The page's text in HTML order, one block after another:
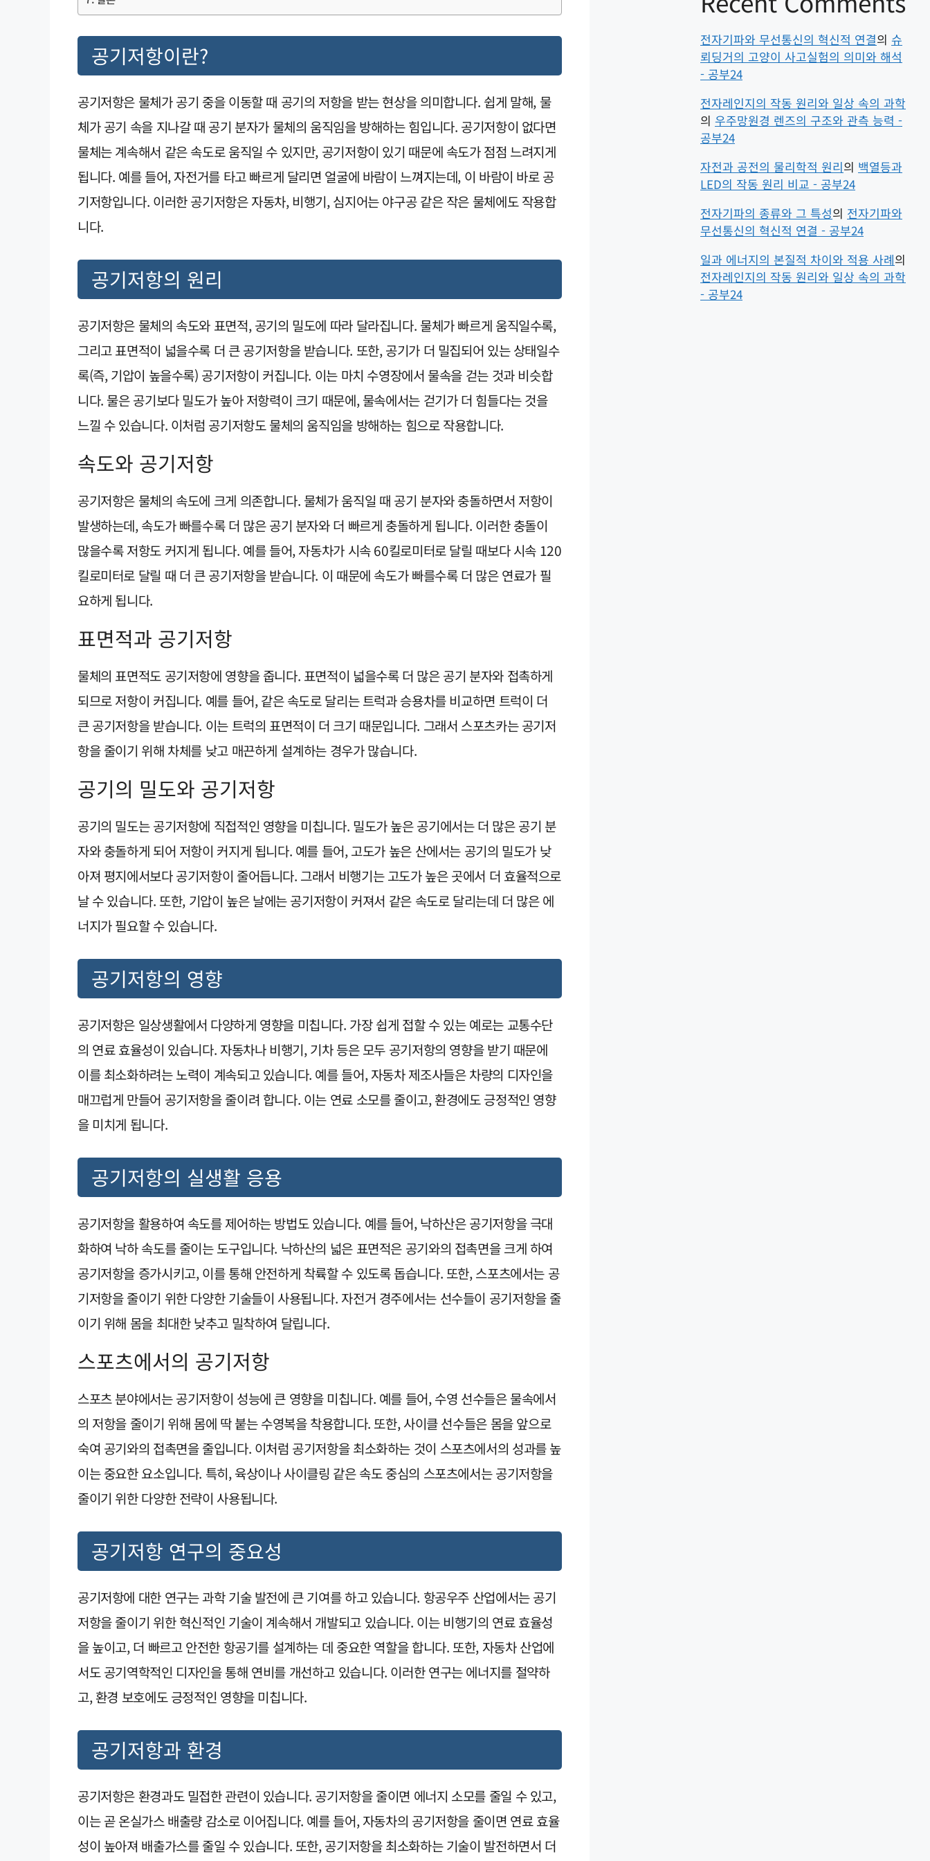
공기저항이란?
공기저항은 물체가 공기 중을 이동할 때 공기의 저항을 받는 현상을 의미합니다. 쉽게 말해, 물
체가 공기 속을 지나갈 때 공기 분자가 물체의 움직임을 방해하는 힘입니다. 공기저항이 없다면
물체는 계속해서 같은 속도로 움직일 수 있지만, 공기저항이 있기 때문에 속도가 점점 느려지게
됩니다. 예를 들어, 자전거를 타고 빠르게 달리면 얼굴에 바람이 느껴지는데, 이 바람이 바로 공
기저항입니다. 이러한 공기저항은 자동차, 비행기, 심지어는 야구공 같은 작은 물체에도 작용합
니다.
공기저항의 원리
공기저항은 물체의 속도와 표면적, 공기의 밀도에 따라 달라집니다. 물체가 빠르게 움직일수록,
그리고 표면적이 넓을수록 더 큰 공기저항을 받습니다. 또한, 공기가 더 밀집되어 있는 상태일수
록(즉, 기압이 높을수록) 공기저항이 커집니다. 이는 마치 수영장에서 물속을 걷는 것과 비슷합
니다. 물은 공기보다 밀도가 높아 저항력이 크기 때문에, 물속에서는 걷기가 더 힘들다는 것을
느낄 수 있습니다. 이처럼 공기저항도 물체의 움직임을 방해하는 힘으로 작용합니다.
속도와 공기저항
공기저항은 물체의 속도에 크게 의존합니다. 물체가 움직일 때 공기 분자와 충돌하면서 저항이
발생하는데, 속도가 빠를수록 더 많은 공기 분자와 더 빠르게 충돌하게 됩니다. 이러한 충돌이
많을수록 저항도 커지게 됩니다. 예를 들어, 자동차가 시속 60킬로미터로 달릴 때보다 시속 120
킬로미터로 달릴 때 더 큰 공기저항을 받습니다. 이 때문에 속도가 빠를수록 더 많은 연료가 필
요하게 됩니다.
표면적과 공기저항
물체의 표면적도 공기저항에 영향을 줍니다. 표면적이 넓을수록 더 많은 공기 분자와 접촉하게
되므로 저항이 커집니다. 예를 들어, 같은 속도로 달리는 트럭과 승용차를 비교하면 트럭이 더
큰 공기저항을 받습니다. 이는 트럭의 표면적이 더 크기 때문입니다. 그래서 스포츠카는 공기저
항을 줄이기 위해 차체를 낮고 매끈하게 설계하는 경우가 많습니다.
공기의 밀도와 공기저항
공기의 밀도는 공기저항에 직접적인 영향을 미칩니다. 밀도가 높은 공기에서는 더 많은 공기 분
자와 충돌하게 되어 저항이 커지게 됩니다. 예를 들어, 고도가 높은 산에서는 공기의 밀도가 낮
아져 평지에서보다 공기저항이 줄어듭니다. 그래서 비행기는 고도가 높은 곳에서 더 효율적으로
날 수 있습니다. 또한, 기압이 높은 날에는 공기저항이 커져서 같은 속도로 달리는데 더 많은 에
너지가 필요할 수 있습니다.
공기저항의 영향
공기저항은 일상생활에서 다양하게 영향을 미칩니다. 가장 쉽게 접할 수 있는 예로는 교통수단
의 연료 효율성이 있습니다. 자동차나 비행기, 기차 등은 모두 공기저항의 영향을 받기 때문에
이를 최소화하려는 노력이 계속되고 있습니다. 예를 들어, 자동차 제조사들은 차량의 디자인을
매끄럽게 만들어 공기저항을 줄이려 합니다. 이는 연료 소모를 줄이고, 환경에도 긍정적인 영향
을 미치게 됩니다.
공기저항의 실생활 응용
공기저항을 활용하여 속도를 제어하는 방법도 있습니다. 예를 들어, 낙하산은 공기저항을 극대
화하여 낙하 속도를 줄이는 도구입니다. 낙하산의 넓은 표면적은 공기와의 접촉면을 크게 하여
공기저항을 증가시키고, 이를 통해 안전하게 착륙할 수 있도록 돕습니다. 또한, 스포츠에서는 공
기저항을 줄이기 위한 다양한 기술들이 사용됩니다. 자전거 경주에서는 선수들이 공기저항을 줄
이기 위해 몸을 최대한 낮추고 밀착하여 달립니다.
스포츠에서의 공기저항
스포츠 분야에서는 공기저항이 성능에 큰 영향을 미칩니다. 예를 들어, 수영 선수들은 물속에서
의 저항을 줄이기 위해 몸에 딱 붙는 수영복을 착용합니다. 또한, 사이클 선수들은 몸을 앞으로
숙여 공기와의 접촉면을 줄입니다. 이처럼 공기저항을 최소화하는 것이 스포츠에서의 성과를 높
이는 중요한 요소입니다. 특히, 육상이나 사이클링 같은 속도 중심의 스포츠에서는 공기저항을
줄이기 위한 다양한 전략이 사용됩니다.
공기저항 연구의 중요성
공기저항에 대한 연구는 과학 기술 발전에 큰 기여를 하고 있습니다. 항공우주 산업에서는 공기
저항을 줄이기 위한 혁신적인 기술이 계속해서 개발되고 있습니다. 이는 비행기의 연료 효율성
을 높이고, 더 빠르고 안전한 항공기를 설계하는 데 중요한 역할을 합니다. 또한, 자동차 산업에
서도 공기역학적인 디자인을 통해 연비를 개선하고 있습니다. 이러한 연구는 에너지를 절약하
고, 환경 보호에도 긍정적인 영향을 미칩니다.
공기저항과 환경
공기저항은 환경과도 밀접한 관련이 있습니다. 공기저항을 줄이면 에너지 소모를 줄일 수 있고,
이는 곧 온실가스 배출량 감소로 이어집니다. 예를 들어, 자동차의 공기저항을 줄이면 연료 효율
성이 높아져 배출가스를 줄일 수 있습니다. 또한, 공기저항을 최소화하는 기술이 발전하면서 더
전자기파와 무선통신의 혁신적 연결의 슈
뢰딩거의 고양이 사고실험의 의미와 해석
- 공부24
전자레인지의 작동 원리와 일상 속의 과학
의 우주망원경 렌즈의 구조와 관측 능력 -
공부24
자전과 공전의 물리학적 원리의 백열등과
LED의 작동 원리 비교 - 공부24
전자기파의 종류와 그 특성의 전자기파와
무선통신의 혁신적 연결 - 공부24
일과 에너지의 본질적 차이와 적용 사례의
전자레인지의 작동 원리와 일상 속의 과학
- 공부24